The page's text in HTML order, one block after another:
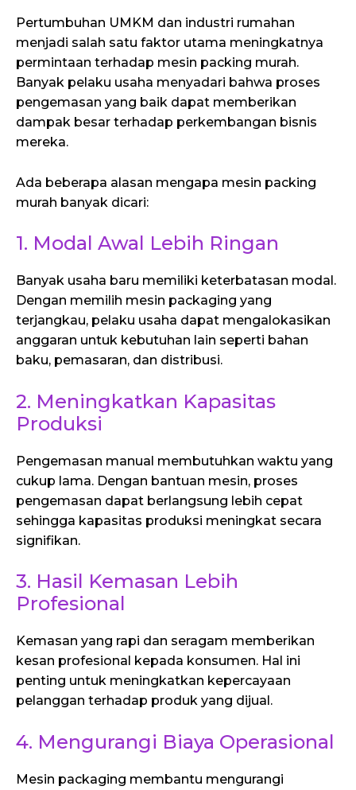
Pertumbuhan UMKM dan industri rumahan
menjadi salah satu faktor utama meningkatnya
permintaan terhadap mesin packing murah.
Banyak pelaku usaha menyadari bahwa proses
pengemasan yang baik dapat memberikan
dampak besar terhadap perkembangan bisnis
mereka.
Ada beberapa alasan mengapa mesin packing
murah banyak dicari:
1. Modal Awal Lebih Ringan
Banyak usaha baru memiliki keterbatasan modal.
Dengan memilih mesin packaging yang
terjangkau, pelaku usaha dapat mengalokasikan
anggaran untuk kebutuhan lain seperti bahan
baku, pemasaran, dan distribusi.
2. Meningkatkan Kapasitas
Produksi
Pengemasan manual membutuhkan waktu yang
cukup lama. Dengan bantuan mesin, proses
pengemasan dapat berlangsung lebih cepat
sehingga kapasitas produksi meningkat secara
signifikan.
3. Hasil Kemasan Lebih
Profesional
Kemasan yang rapi dan seragam memberikan
kesan profesional kepada konsumen. Hal ini
penting untuk meningkatkan kepercayaan
pelanggan terhadap produk yang dijual.
4. Mengurangi Biaya Operasional
Mesin packaging membantu mengurangi